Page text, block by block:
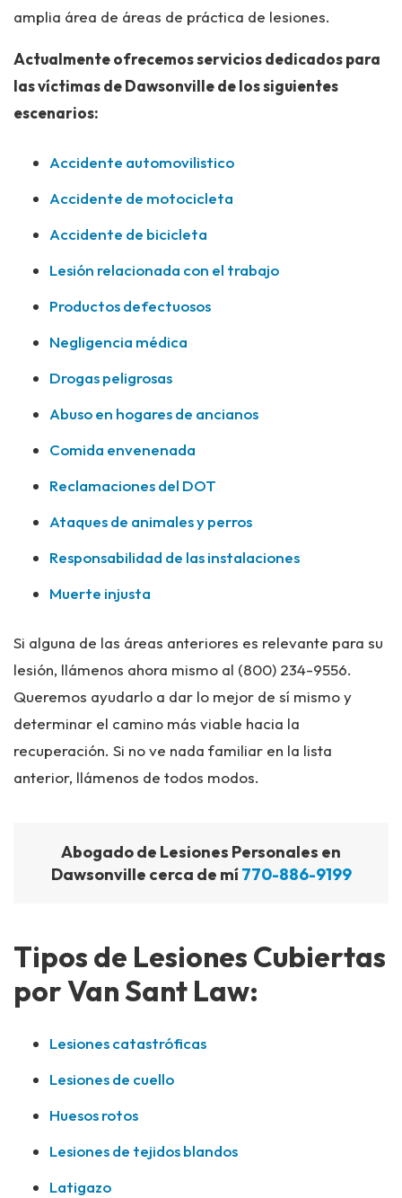
amplia área de áreas de práctica de lesiones.
Actualmente ofrecemos servicios dedicados para
las víctimas de Dawsonville de los siguientes
escenarios:
Accidente automovilistico
Accidente de motocicleta
Accidente de bicicleta
Lesión relacionada con el trabajo
Productos defectuosos
Negligencia médica
Drogas peligrosas
Abuso en hogares de ancianos
Comida envenenada
Reclamaciones del DOT
Ataques de animales y perros
Responsabilidad de las instalaciones
Muerte injusta
Si alguna de las áreas anteriores es relevante para su
lesión, llámenos ahora mismo al (800) 234-9556.
Queremos ayudarlo a dar lo mejor de sí mismo y
determinar el camino más viable hacia la
recuperación. Si no ve nada familiar en la lista
anterior, llámenos de todos modos.
Abogado de Lesiones Personales en
Dawsonville cerca de mí770-886-9199
Tipos de Lesiones Cubiertas
por Van Sant Law:
Lesiones catastróficas
Lesiones de cuello
Huesos rotos
Lesiones de tejidos blandos
Latigazo